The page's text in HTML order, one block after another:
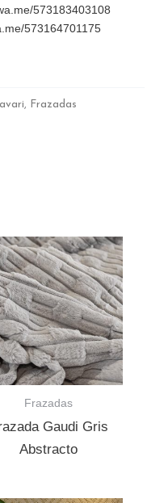
573183403108
573164701175
, Frazadas
Frazadas
Gaudi Gris
Abstracto